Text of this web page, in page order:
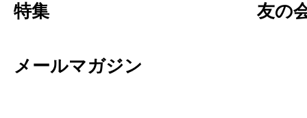
特集 友の
メールマガジン